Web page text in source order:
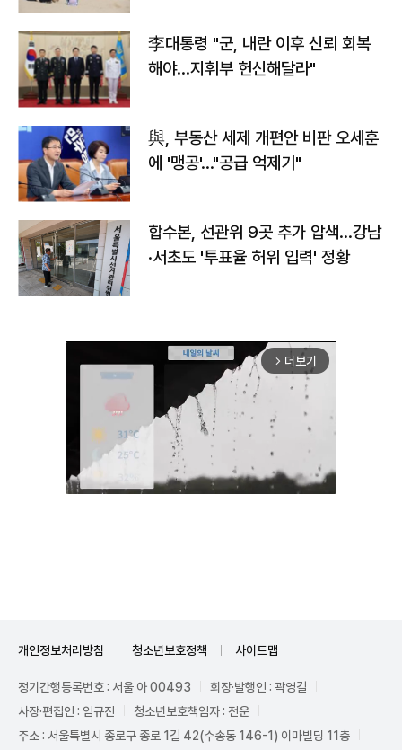
李대통령 "군, 내란 이후 신뢰 회복
해야…지휘부 헌신해달라"
與, 부동산 세제 개편안 비판 오세훈
에 '맹공'…"공급 억제기"
합수본, 선관위 9곳 추가 압색…강남
·서초도 '투표율 허위 입력' 정황
arrow_forward_ios 더보기
개인정보처리방침 청소년보호정책 사이트맵
정기간행등록번호 : 서울 아 00493
회장·발행인 : 곽영길
사장·편집인 : 임규진
청소년보호책임자 : 전운
주소 : 서울특별시 종로구 종로 1길 42(수송동 146-1) 이마빌딩 11층